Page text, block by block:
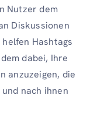
Nutzer dem
Diskussionen
Hashtags
dabei, Ihre
anzuzeigen, die
nach ihnen